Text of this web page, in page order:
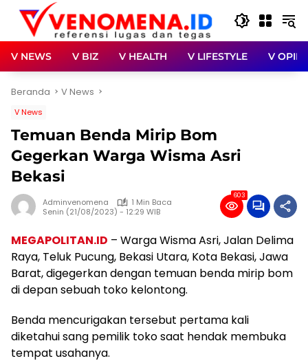
Langsung
konten
V NEWS V BIZ V HEALTH V LIFESTYLE V OPINI
Beranda V News
V News
Temuan Benda Mirip Bom
Gegerkan Warga Wisma Asri
Bekasi
Adminvenomena
1 Min Baca
Senin (21/08/2023) - 12:29 WIB
603
MEGAPOLITAN.ID – Warga Wisma Asri, Jalan Delima
Raya, Teluk Pucung, Bekasi Utara, Kota Bekasi, Jawa
Barat, digegerkan dengan temuan benda mirip bom
di depan sebuah toko kelontong.
Benda mencurigakan tersebut pertama kali
diketahui sang pemilik toko saat hendak membuka
tempat usahanya.